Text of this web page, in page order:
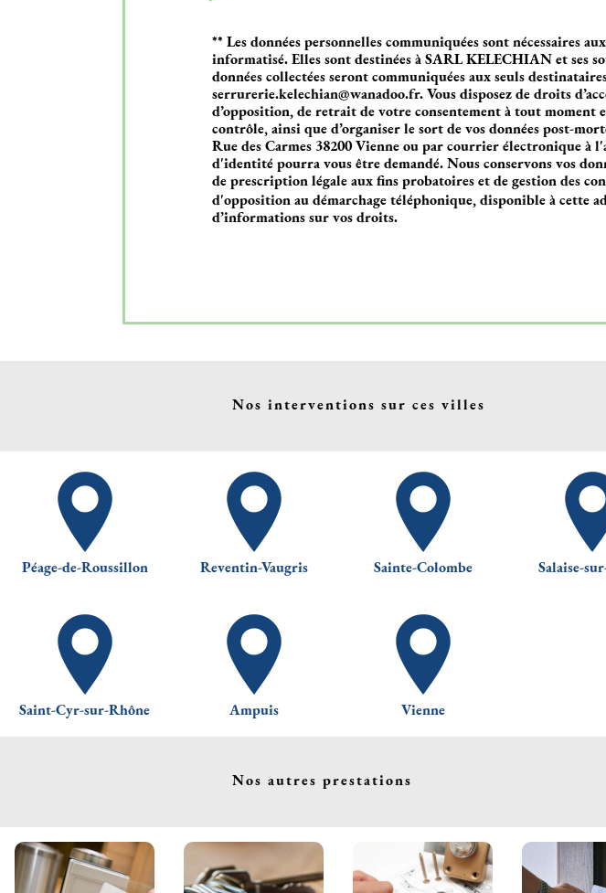
** Les données personnelles communiquées sont nécessaires
informatisé. Elles sont destinées à SARL KELECHIAN et ses
données collectées seront communiquées aux seuls
serrurerie.kelechian@wanadoo.fr. Vous disposez de droits
d’opposition, de retrait de votre consentement à tout
contrôle, ainsi que d’organiser le sort de vos données post-
Rue des Carmes 38200 Vienne ou par courrier électronique
d'identité pourra vous être demandé. Nous conservons vos
de prescription légale aux fins probatoires et de gestion des
d'opposition au démarchage téléphonique, disponible à cette
d’informations sur vos droits.
Nos interventions sur ces villes
Péage-de-Roussillon Reventin-Vaugris Sainte-Colombe Salaise-
Saint-Cyr-sur-Rhône Ampuis Vienne
Nos autres prestations